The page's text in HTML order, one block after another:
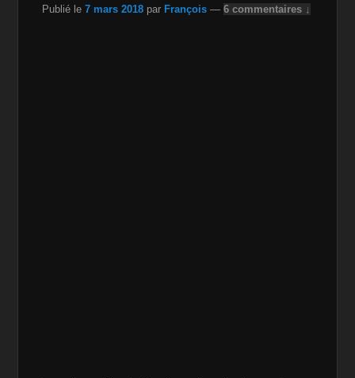
Publié le7 mars 2018 par François —6 commentaires ↓